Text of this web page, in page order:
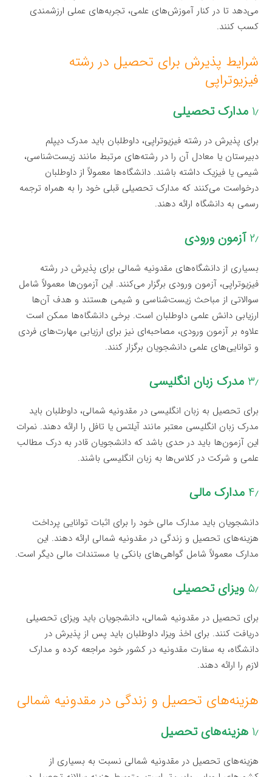
می‌دهد تا در کنار آموزش‌های علمی، تجربه‌های عملی ارزشمندی
کسب کنند.
شرایط پذیرش برای تحصیل در رشته
فیزیوتراپی
۱٫ مدارک تحصیلی
برای پذیرش در رشته فیزیوتراپی، داوطلبان باید مدرک دیپلم
دبیرستان یا معادل آن را در رشته‌های مرتبط مانند زیست‌شناسی،
شیمی یا فیزیک داشته باشند. دانشگاه‌ها معمولاً از داوطلبان
درخواست می‌کنند که مدارک تحصیلی قبلی خود را به همراه ترجمه
رسمی به دانشگاه ارائه دهند.
۲٫ آزمون ورودی
بسیاری از دانشگاه‌های مقدونیه شمالی برای پذیرش در رشته
فیزیوتراپی، آزمون ورودی برگزار می‌کنند. این آزمون‌ها معمولاً شامل
سوالاتی از مباحث زیست‌شناسی و شیمی هستند و هدف آن‌ها
ارزیابی دانش علمی داوطلبان است. برخی دانشگاه‌ها ممکن است
علاوه بر آزمون ورودی، مصاحبه‌ای نیز برای ارزیابی مهارت‌های فردی
و توانایی‌های علمی دانشجویان برگزار کنند.
۳٫ مدرک زبان انگلیسی
برای تحصیل به زبان انگلیسی در مقدونیه شمالی، داوطلبان باید
مدرک زبان انگلیسی معتبر مانند آیلتس یا تافل را ارائه دهند. نمرات
این آزمون‌ها باید در حدی باشد که دانشجویان قادر به درک مطالب
علمی و شرکت در کلاس‌ها به زبان انگلیسی باشند.
۴٫ مدارک مالی
دانشجویان باید مدارک مالی خود را برای اثبات توانایی پرداخت
هزینه‌های تحصیل و زندگی در مقدونیه شمالی ارائه دهند. این
مدارک معمولاً شامل گواهی‌های بانکی یا مستندات مالی دیگر است.
۵٫ ویزای تحصیلی
برای تحصیل در مقدونیه شمالی، دانشجویان باید ویزای تحصیلی
دریافت کنند. برای اخذ ویزا، داوطلبان باید پس از پذیرش در
دانشگاه، به سفارت مقدونیه در کشور خود مراجعه کرده و مدارک
لازم را ارائه دهند.
هزینه‌های تحصیل و زندگی در مقدونیه شمالی
۱٫ هزینه‌های تحصیل
هزینه‌های تحصیل در مقدونیه شمالی نسبت به بسیاری از